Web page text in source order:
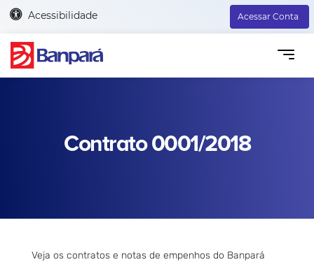
Acessibilidade Acessar Conta
Contrato 0001/2018
Veja os contratos e notas de empenhos do Banpará